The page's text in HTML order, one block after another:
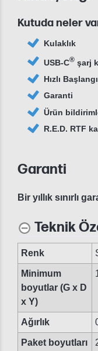
Kutuda neler
Kulaklık
USB-C® şarj
Hızlı
Garanti
Ürün
R.E.D. RTF
Garanti
Bir yıllık sınırlı
Teknik
Renk
Minimum
boyutlar (G x D
x Y)
Ağırlık
Paket boyutları